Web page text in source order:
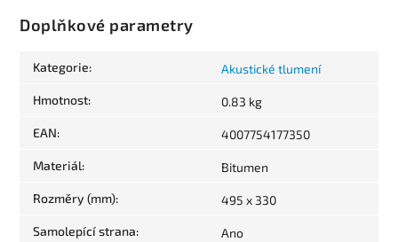
Doplňkové parametry
Kategorie: Akustické tlumení
Hmotnost: 0.83 kg
EAN: 4007754177350
Materiál: Bitumen
Rozměry (mm): 495 x 330
Samolepící strana: Ano